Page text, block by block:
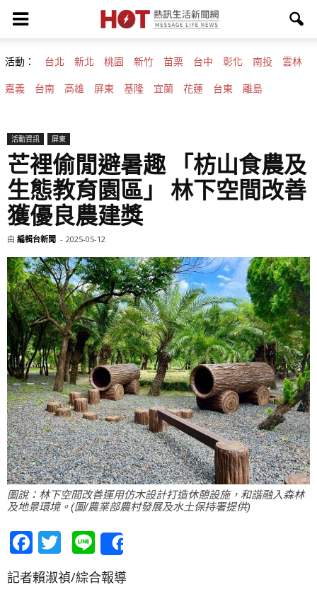
活動： 台北 新北 桃園 新竹 苗栗 台中 彰化 南投 雲林
嘉義 台南 高雄 屏東 基隆 宜蘭 花蓮 台東 離島
活動資訊 屏東
芒裡偷閒避暑趣 「枋山食農及
生態教育園區」 林下空間改善
獲優良農建獎
由 編輯台新聞 - 2025-05-12
圖說：林下空間改善運用仿木設計打造休憩設施，和諧融入森林
及地景環境。(圖/農業部農村發展及水土保持署提供)
Facebook
Twitter
Line
記者賴淑禎/綜合報導